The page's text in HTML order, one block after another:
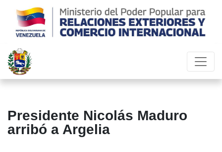
Presidente Nicolás Maduro
arribó a Argelia